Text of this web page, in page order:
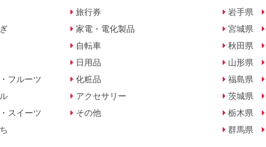
フルーツ
スイーツ
旅行券
家電・電化製品
自転車
日用品
化粧品
アクセサリー
その他
岩手県
宮城県
秋田県
山形県
福島県
茨城県
栃木県
群馬県